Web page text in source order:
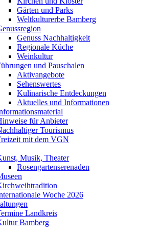
Gärten und Parks
Weltkulturerbe Bamberg
Genuss Nachhaltigkeit
Regionale Küche
Weinkultur
und Pauschalen
Aktivangebote
Sehenswertes
Kulinarische Entdeckungen
Aktuelles und Informationen
für Anbieter
Tourismus
mit dem VGN
Musik, Theater
Rosengartenserenaden
Woche 2026
Landkreis
Bamberg